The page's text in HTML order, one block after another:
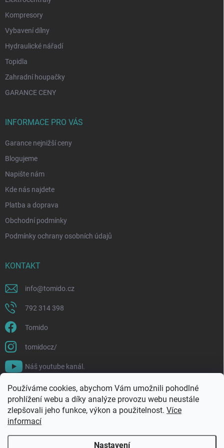
Používáme cookies, abychom Vám umožnili pohodlné
prohlížení webu a díky analýze provozu webu neustále
zlepšovali jeho funkce, výkon a použitelnost. Více
informací
Nastavení
Kompresory
Vybavení dílny
Hydraulické nářadí
Topidla
Zahradní houpačky
GARANCE CENY
INFORMACE PRO VÁS
Garance nejnižší ceny
Blogujeme
Napište nám
Kde nás najdete
Platba a doprava
Obchodní podmínky
Podmínky ochrany osobních údajů
KONTAKT
info@tomido.cz
792 314 398
Tomido
tomidocz/
Náš youtube kanál.